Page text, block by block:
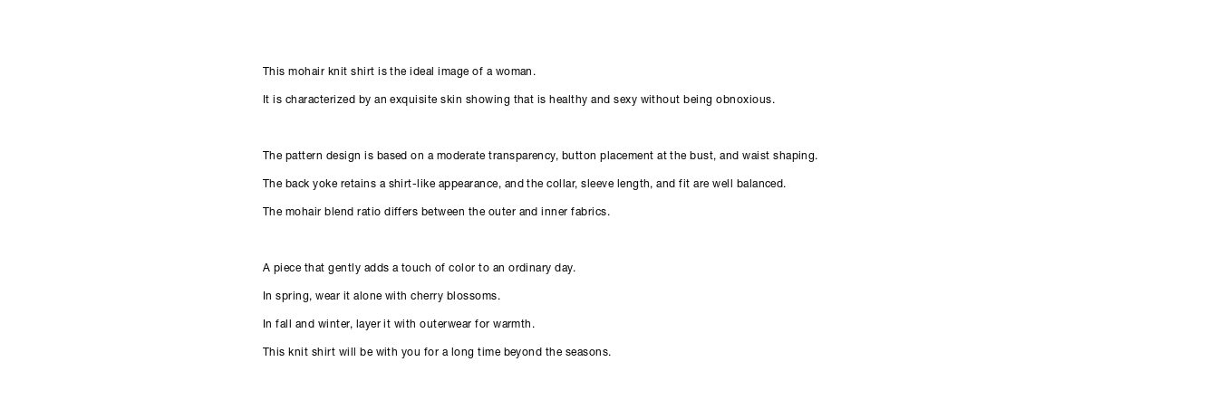
This mohair knit shirt is the ideal image of a woman.
It is characterized by an exquisite skin showing that is healthy and sexy without being obnoxious.
The pattern design is based on a moderate transparency, button placement at the bust, and waist shaping.
The back yoke retains a shirt-like appearance, and the collar, sleeve length, and fit are well balanced.
The mohair blend ratio differs between the outer and inner fabrics.
A piece that gently adds a touch of color to an ordinary day.
In spring, wear it alone with cherry blossoms.
In fall and winter, layer it with outerwear for warmth.
This knit shirt will be with you for a long time beyond the seasons.